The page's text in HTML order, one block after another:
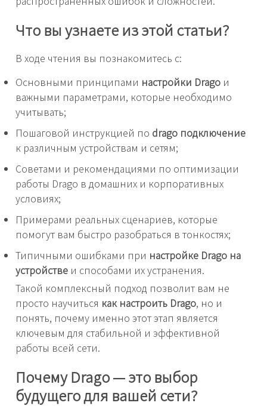
Что вы узнаете из этой статьи?
В ходе чтения вы познакомитесь с:
Основными принципами настройки Drago и
важными параметрами, которые необходимо
учитывать;
Пошаговой инструкцией по drago подключение
к различным устройствам и сетям;
Советами и рекомендациями по оптимизации
работы Drago в домашних и корпоративных
условиях;
Примерами реальных сценариев, которые
помогут вам быстро разобраться в тонкостях;
Типичными ошибками при настройке Drago на
устройстве и способами их устранения.
Такой комплексный подход позволит вам не
просто научиться как настроить Drago, но и
понять, почему именно этот этап является
ключевым для стабильной и эффективной
работы всей сети.
Почему Drago — это выбор
будущего для вашей сети?